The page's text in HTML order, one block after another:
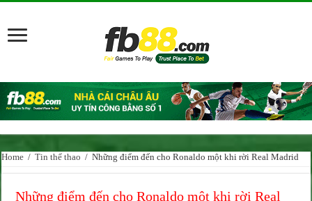
Home / Tin thể thao / Những điểm đến cho Ronaldo một khi rời Real Madrid
Những điểm đến cho Ronaldo một khi rời Real